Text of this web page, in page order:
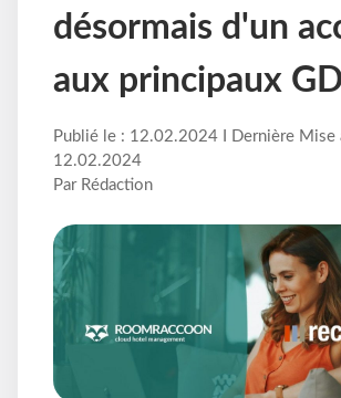
désormais d'un
aux principaux
Publié le : 12.02.2024 I Dernière Mise
12.02.2024
Par Rédaction